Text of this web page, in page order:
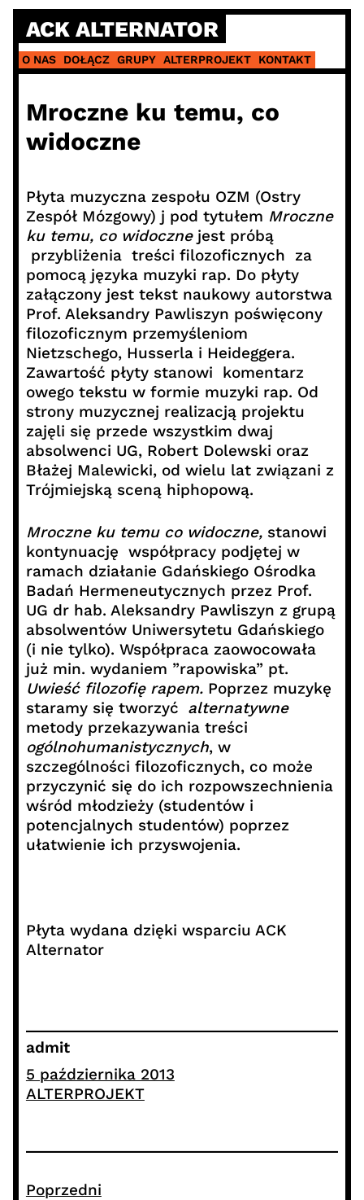
Skip
content
ACK ALTERNATOR
O NAS DOŁĄCZ GRUPY ALTERPROJEKT KONTAKT
Mroczne ku temu, co
widoczne
Płyta muzyczna zespołu OZM (Ostry
Zespół Mózgowy) j pod tytułem Mroczne
ku temu, co widoczne jest próbą
przybliżenia treści filozoficznych za
pomocą języka muzyki rap. Do płyty
załączony jest tekst naukowy autorstwa
Prof. Aleksandry Pawliszyn poświęcony
filozoficznym przemyśleniom
Nietzschego, Husserla i Heideggera.
Zawartość płyty stanowi komentarz
owego tekstu w formie muzyki rap. Od
strony muzycznej realizacją projektu
zajęli się przede wszystkim dwaj
absolwenci UG, Robert Dolewski oraz
Błażej Malewicki, od wielu lat związani z
Trójmiejską sceną hiphopową.
Mroczne ku temu co widoczne,stanowi
kontynuację współpracy podjętej w
ramach działanie Gdańskiego Ośrodka
Badań Hermeneutycznych przez Prof.
UG dr hab. Aleksandry Pawliszyn z grupą
absolwentów Uniwersytetu Gdańskiego
(i nie tylko). Współpraca zaowocowała
już min. wydaniem ”rapowiska” pt.
Uwieść filozofię rapem. Poprzez muzykę
staramy się tworzyć alternatywne
metody przekazywania treści
ogólnohumanistycznych, w
szczególności filozoficznych, co może
przyczynić się do ich rozpowszechnienia
wśród młodzieży (studentów i
potencjalnych studentów) poprzez
ułatwienie ich przyswojenia.
Płyta wydana dzięki wsparciu ACK
Alternator
admit
5 października 2013
ALTERPROJEKT
Poprzedni